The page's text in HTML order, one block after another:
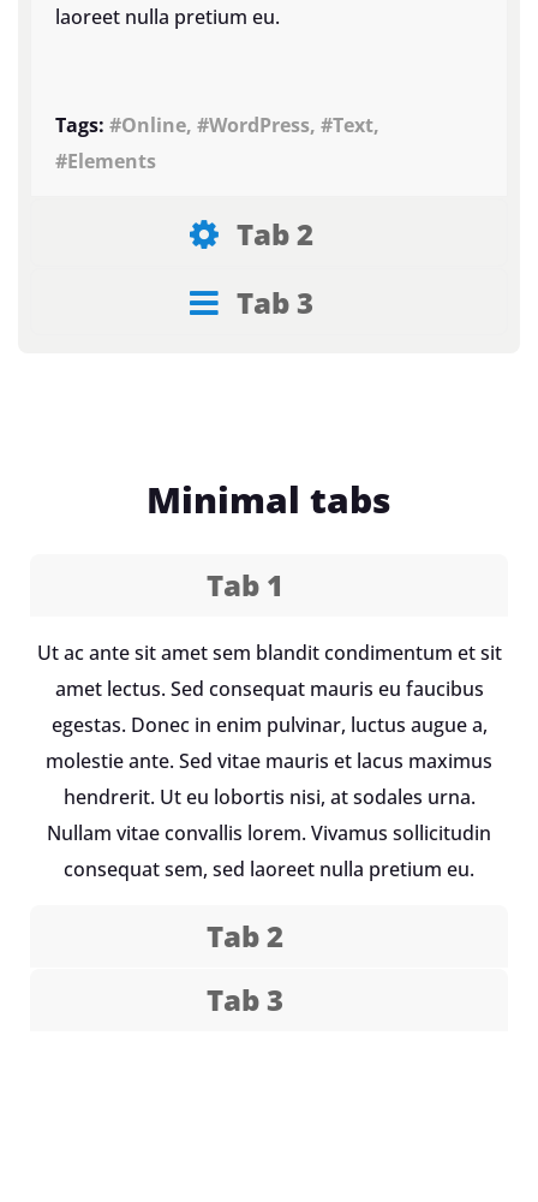
laoreet nulla pretium eu.
Tags: #Online, #WordPress, #Text,
#Elements
Tab 2
Tab 3
Minimal tabs
Tab 1
Ut ac ante sit amet sem blandit condimentum et sit
amet lectus. Sed consequat mauris eu faucibus
egestas. Donec in enim pulvinar, luctus augue a,
molestie ante. Sed vitae mauris et lacus maximus
hendrerit. Ut eu lobortis nisi, at sodales urna.
Nullam vitae convallis lorem. Vivamus sollicitudin
consequat sem, sed laoreet nulla pretium eu.
Tab 2
Tab 3